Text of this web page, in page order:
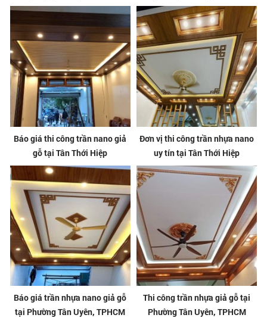
Báo giá thi công trần nano giả
gỗ tại Tân Thới Hiệp
Đơn vị thi công trần nhựa nano
uy tín tại Tân Thới Hiệp
Báo giá trần nhựa nano giả gỗ
tại Phường Tân Uyên, TPHCM
Thi công trần nhựa giả gỗ tại
Phường Tân Uyên, TPHCM